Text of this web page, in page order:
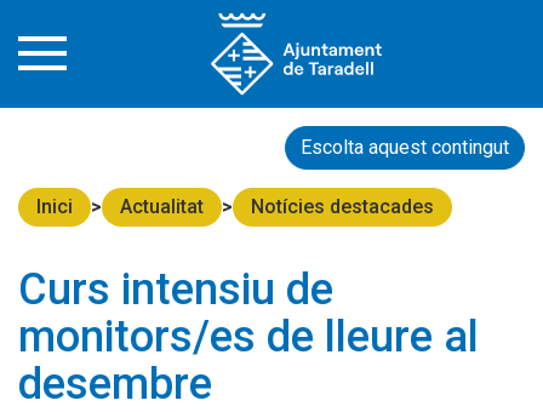
Escolta aquest contingut
Inici Actualitat Notícies destacades
Curs intensiu de
monitors/es de lleure al
desembre